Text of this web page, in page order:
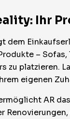
Ihr
dem
–
zu platzieren.
eigenen
AR